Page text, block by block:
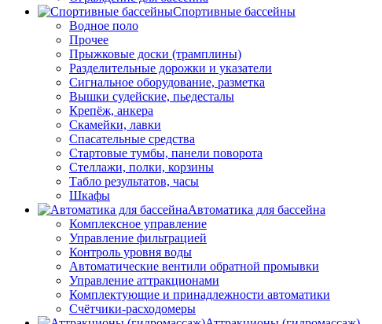
Спортивные бассейны
Водное поло
Прочее
Прыжковые доски (трамплины)
Разделительные дорожки и указатели
Cигнальное оборудование, разметка
Вышки судейские, пьедесталы
Крепёж, анкера
Скамейки, лавки
Спасательные средства
Стартовые тумбы, панели поворота
Стеллажи, полки, корзины
Табло результатов, часы
Шкафы
Автоматика для бассейна
Комплексное управление
Управление фильтрацией
Контроль уровня воды
Автоматические вентили обратной промывки
Управление аттракционами
Комплектующие и принадлежности автоматики
Счётчики-расходомеры